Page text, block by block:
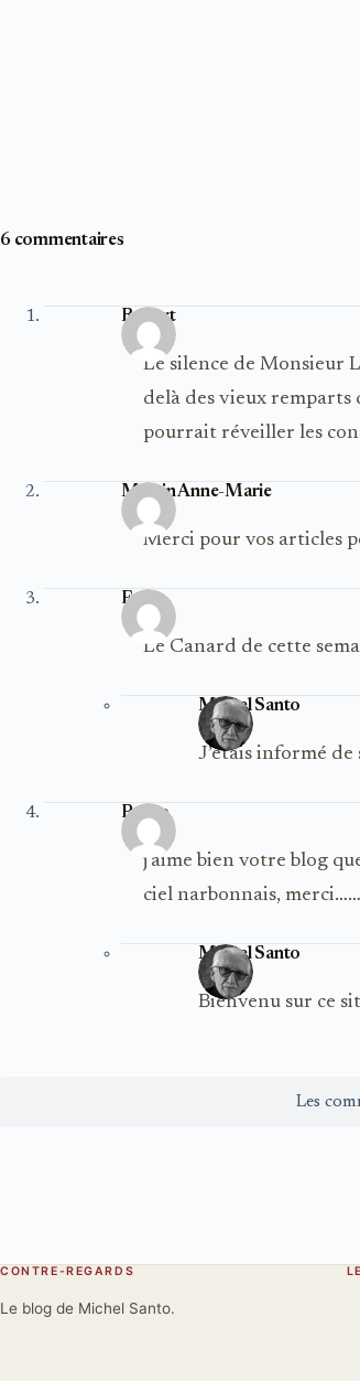
6 commentaires
Robert
Le silence de Monsieur
delà des vieux remparts
pourrait réveiller les
Martin Anne-Marie
Merci pour vos articles
Fred
Le Canard de cette
Michel Santo
J’étais informé
Porco
j’aime bien votre blog
ciel narbonnais,
Michel Santo
Bienvenu sur ce
Les
CONTRE-REGARDS
Le blog de Michel Santo.